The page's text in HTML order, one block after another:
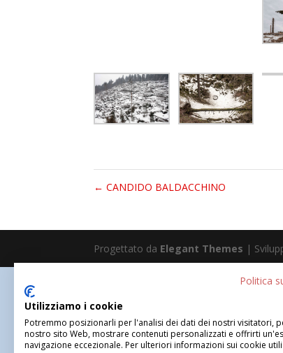
← CANDIDO BALDACCHINO
Progettato da Elegant Themes |
Politica
Utilizziamo i cookie
Potremmo posizionarli per l'analisi dei dati dei nostri visitatori,
nostro sito Web, mostrare contenuti personalizzati e offrirti
navigazione eccezionale. Per ulteriori informazioni sui cookie